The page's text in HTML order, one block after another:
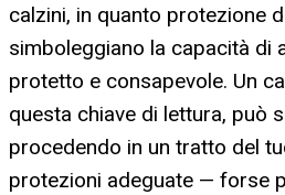
calzini, in quanto protezione
simboleggiano la capacità di
protetto e consapevole. Un
questa chiave di lettura, può
procedendo in un tratto del
protezioni adeguate — forse